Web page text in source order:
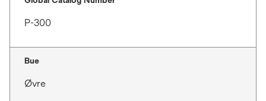
P-300
Bue
Øvre